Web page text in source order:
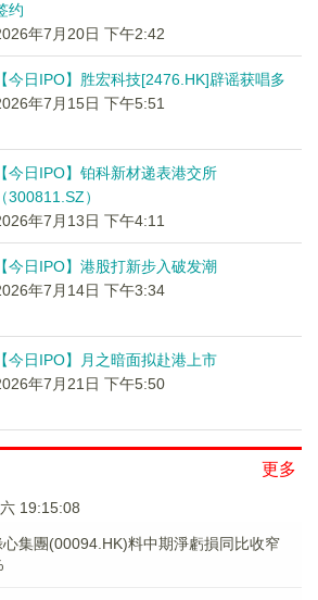
约
年7月20日 下午2:42
【今日IPO】胜宏科技[2476.HK]辟谣获唱多
年7月15日 下午5:51
【今日IPO】铂科新材递表港交所
（300811.SZ）
年7月13日 下午4:11
【今日IPO】港股打新步入破发潮
年7月14日 下午3:34
【今日IPO】月之暗面拟赴港上市
年7月21日 下午5:50
更多
19:15:08
心集團(00094.HK)料中期淨虧損同比收窄